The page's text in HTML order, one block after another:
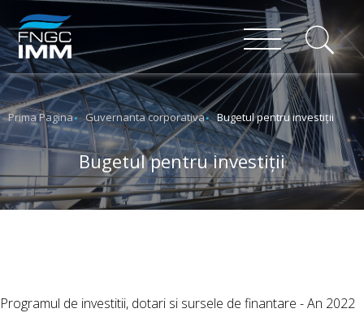
Prima Pagina Guvernanta corporativa Bugetul pentru investiţii
Bugetul pentru investiţii
Programul de investitii, dotari si sursele de finantare - An 2022